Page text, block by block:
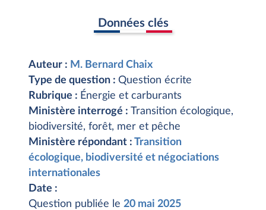
Données clés
Auteur : M. Bernard Chaix
Type de question : Question écrite
Rubrique : Énergie et carburants
Ministère interrogé : Transition écologique,
biodiversité, forêt, mer et pêche
Ministère répondant : Transition
écologique, biodiversité et négociations
internationales
Date :
Question publiée le 20 mai 2025